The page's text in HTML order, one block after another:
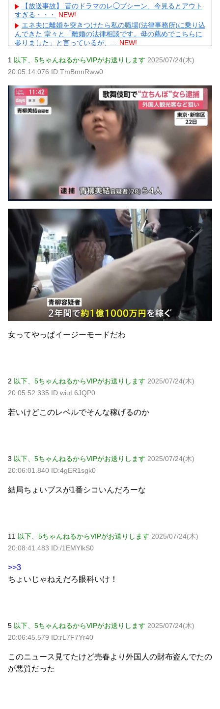
【放送事故】 昔のドラマのレ◯プシーン、今見るとアウト
すぎる・・・
NEW!
エネ夫に離婚を突きつけたら私の職場(法律事務所)に乗り込
んできた 堂々と「離婚の法律相談です。母の薦めでこちらに
参りました」と言っているが、...
NEW!
「貯金なんてないよー」父「全部なくなったの！？」→予想
外の返事に家族騒然となり…
【速報】 『有吉の夏休み』、とんでもない発表をしてしま
う！！！！！
【完全まとめ】親の介護と老後の不安｜ガル民のリアル体
【物議】元TBSアナ山本里菜が離婚報告→”宝物”発言にガル
NEW!
元AKB社長、22億円申告漏れ 乃木坂46運営会社の株式を
パチンコ京楽産業に譲渡【ノース・リバー】【窪田康志】
元AKB社長、22億円申告漏れ 乃木坂46運営会社の株式を
パチンコ京楽産業に譲渡【ノース・リバー】【窪田康志】
Powered by livedoor 相互RSS
1 以下、5ちゃんねるからVIPがお送りします 2025/07/24(木)
20:05:14.076 ID:TmBmnRww0
女ってやっぱイージーモードだわ
2 以下、5ちゃんねるからVIPがお送りします 2025/07/24(木)
20:05:52.335 ID:wiuL6JQP0
若いけどこのレベルでそんな稼げるのか
3 以下、5ちゃんねるからVIPがお送りします 2025/07/24(木)
20:06:01.840 ID:4gER1sgk0
結局ちょいブスが1番シコいんだろーな
11 以下、5ちゃんねるからVIPがお送りします 2025/07/24(木)
20:08:41.483 ID:/1EMYlkS0
>>3
ちょいじゃねえだろ眼科いけ！
5 以下、5ちゃんねるからVIPがお送りします 2025/07/24(木)
20:06:45.579 ID:rL7F7Yr40
このニュース見てたけど売春より外国人の財布盗んでたの
が悪質だった